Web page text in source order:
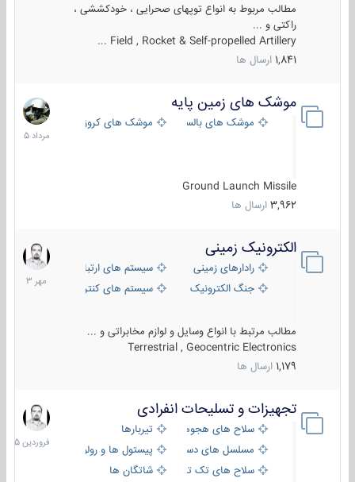
مطالب مربوط به انواع توپهای صحرایی ، خودکششی ،
راکتی و ...
Field , Rocket & Self-propelled Artillery ...
1,841 ارسال ها
موشک های زمین پایه
موشک های بالستیک موشک های کروز
Ground Launch Missile
3,962 ارسال ها
2
مرداد
1405
الکترونیک زمینی
رادارهای زمینی
سیستم های ارتباطی و جمع آوری
جنگ الکترونیک
سیستم های کنترل آتش و تجهیزات
مطالب مرتبط با انواع وسایل و لوازم مخابراتی و ...
Terrestrial , Geocentric Electronics
1,179 ارسال ها
1
مهر
1403
تجهیزات و تسلیحات انفرادی
سلاح های هجومی
تیربارها
مسلسل های دستی
پیستول ها و رولورها
سلاح های تک تیر اندازیشاتگان ها
17
فروردین
1405